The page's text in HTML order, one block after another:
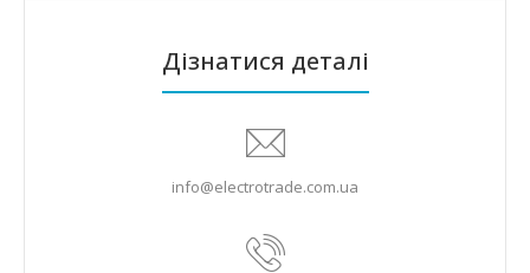
Дізнатися деталі
info@electrotrade.com.ua